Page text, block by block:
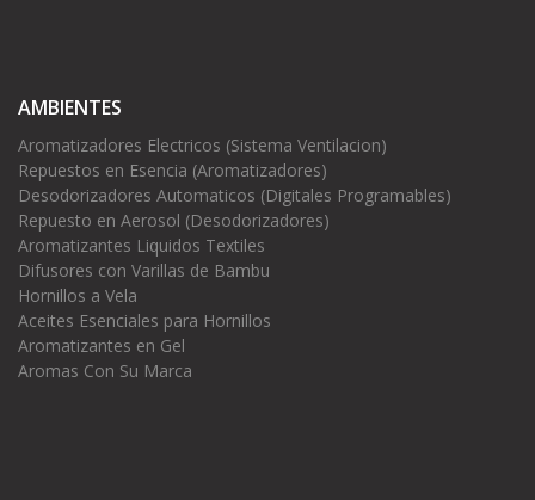
AMBIENTES
Aromatizadores Electricos (Sistema Ventilacion)
Repuestos en Esencia (Aromatizadores)
Desodorizadores Automaticos (Digitales Programables)
Repuesto en Aerosol (Desodorizadores)
Aromatizantes Liquidos Textiles
Difusores con Varillas de Bambu
Hornillos a Vela
Aceites Esenciales para Hornillos
Aromatizantes en Gel
Aromas Con Su Marca